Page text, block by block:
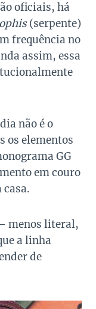
oficiais, há
ophis(serpente)
frequência no
assim, essa
não é o
os elementos
GG
em couro
casa.
menos literal,
a linha
de